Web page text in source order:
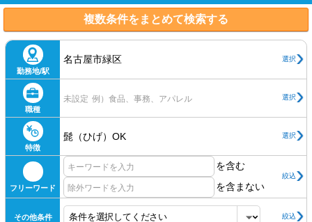
複数条件をまとめて検索する
勤務地/駅
名古屋市緑区 選択
職種
未設定 例）食品、事務、アパレル 選択
特徴
髭（ひげ）OK 選択
フリーワード
を含む
を含まない
絞込
その他条件 絞込